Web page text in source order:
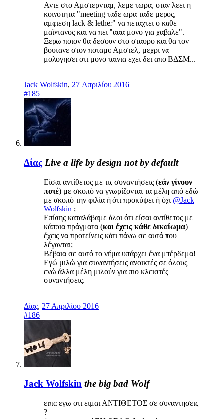
Αντε στο Αμστερνταμ, λεμε τωρα, οταν λεει η
κοινοτητα "meeting ταδε ωρα ταδε μερος,
αμφιεση lack & lether" να πεταχτει ο καθε
μαϊντανος και να πει "ααα μονο για χαβαλε".
Ξερω ποιον θα δεσουν στο σταυρο και θα τον
βουτανε στον ποταμο Αμστελ, μεχρι να
μολογησει οτι μονο ταινια εχει δει απο ΒΔΣΜ...
Jack Wolfskin, 27 Απριλίου 2016
#185
Δίας Live a life by design not by default
Είσαι αντίθετος με τις συναντήσεις (εάν γίνουν
ποτέ) με σκοπό να γνωρίζονται τα μέλη από εδώ
με σκοπό την φιλία ή ότι προκύψει ή όχι @Jack
Wolfskin ;
Επίσης καταλάβαμε όλοι ότι είσαι αντίθετος με
κάποια πράγματα (και έχεις κάθε δικαίωμα)
έχεις να προτείνεις κάτι πάνω σε αυτά που
λέγονται;
Βέβαια σε αυτό το νήμα υπάρχει ένα μπέρδεμα!
Εγώ μιλώ για συναντήσεις ανοικτές σε όλους
ενώ άλλα μέλη μιλούν για πιο κλειστές
συναντήσεις.
Δίας, 27 Απριλίου 2016
#186
Jack Wolfskin the big bad Wolf
ειπα εγω οτι ειμαι ΑΝΤΙΘΕΤΟΣ σε συναντησεις
?